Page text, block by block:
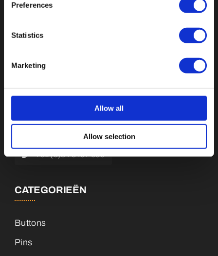
Preferences
Statistics
Marketing
Allow all
Allow selection
+31 (0)34 8407 089
CATEGORIEËN
Buttons
Pins